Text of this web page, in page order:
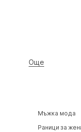
Мъжка мода
Раници за
Още